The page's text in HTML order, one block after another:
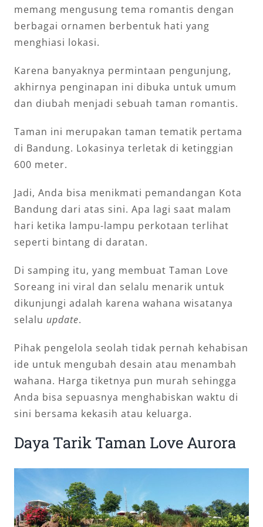
memang mengusung tema romantis dengan
berbagai ornamen berbentuk hati yang
menghiasi lokasi.
Karena banyaknya permintaan pengunjung,
akhirnya penginapan ini dibuka untuk umum
dan diubah menjadi sebuah taman romantis.
Taman ini merupakan taman tematik pertama
di Bandung. Lokasinya terletak di ketinggian
600 meter.
Jadi, Anda bisa menikmati pemandangan Kota
Bandung dari atas sini. Apa lagi saat malam
hari ketika lampu-lampu perkotaan terlihat
seperti bintang di daratan.
Di samping itu, yang membuat Taman Love
Soreang ini viral dan selalu menarik untuk
dikunjungi adalah karena wahana wisatanya
selalu update.
Pihak pengelola seolah tidak pernah kehabisan
ide untuk mengubah desain atau menambah
wahana. Harga tiketnya pun murah sehingga
Anda bisa sepuasnya menghabiskan waktu di
sini bersama kekasih atau keluarga.
Daya Tarik Taman Love Aurora